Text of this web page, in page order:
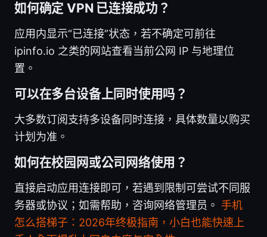
如何确定 VPN 已连接成功？
应用内显示“已连接”状态，若不确定可前往
ipinfo.io 之类的网站查看当前公网 IP 与地理位
置。
可以在多台设备上同时使用吗？
大多数订阅支持多设备同时连接，具体数量以购买
计划为准。
如何在校园网或公司网络使用？
直接启动应用连接即可，若遇到限制可尝试不同服
务器或协议；如需帮助，咨询网络管理员。 手机
怎么搭梯子：2026年终极指南，小白也能快速上